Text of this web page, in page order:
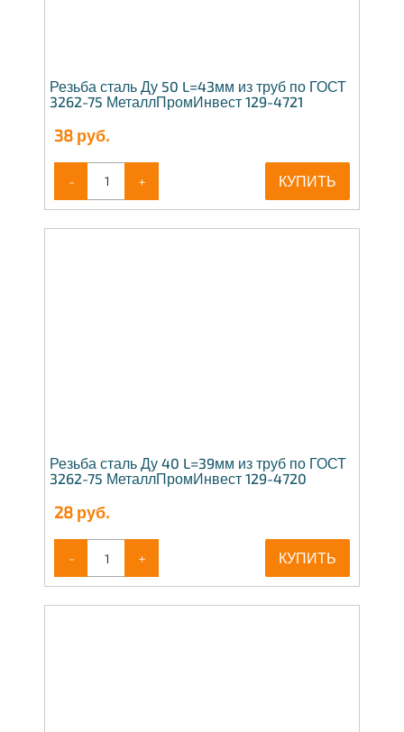
Резьба сталь Ду 50 L=43мм из труб по ГОСТ
3262-75 МеталлПромИнвест 129-4721
38 руб.
- + КУПИТЬ
Резьба сталь Ду 40 L=39мм из труб по ГОСТ
3262-75 МеталлПромИнвест 129-4720
28 руб.
- + КУПИТЬ